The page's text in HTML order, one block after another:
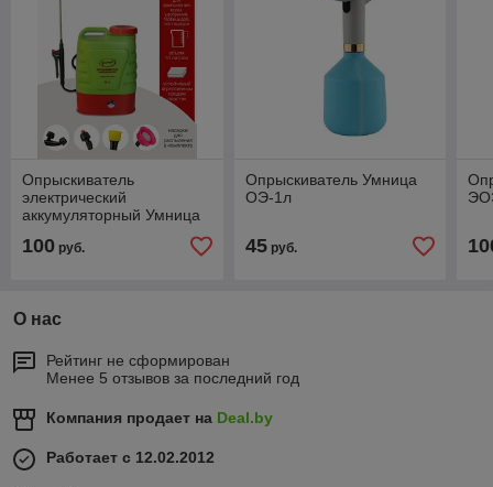
Опрыскиватель
электрический
аккумуляторный Умница
кислотный)
100 руб.
Опрыскиватель Умница
ОЭ-1л
45руб.
О нас
Рейтинг не сформирован
Менее 5 отзывов за последний год
Компания продает на Deal.by
Работает с 12.02.2012